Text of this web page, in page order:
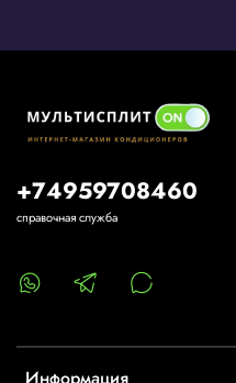
Информация
+74959708460
справочная служба